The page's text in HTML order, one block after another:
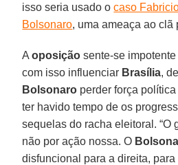
isso seria usado ocaso
Bolsonaro, uma ameaça ao clã
Aoposição sente-se
com isso influenciar Brasília,
Bolsonaro perder força
ter havido tempo de os
sequelas do racha eleitoral. “O
não por ação nossa. O
disfuncional para a direita,